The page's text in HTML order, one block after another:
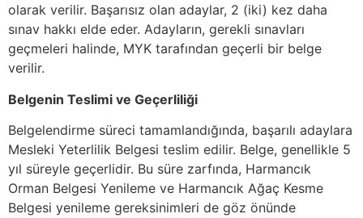
olarak verilir. Başarısız olan adaylar, 2 (iki) kez daha
sınav hakkı elde eder. Adayların, gerekli sınavları
geçmeleri halinde, MYK tarafından geçerli bir belge
verilir.
Belgenin Teslimi ve Geçerliliği
Belgelendirme süreci tamamlandığında, başarılı adaylara
Mesleki Yeterlilik Belgesi teslim edilir. Belge, genellikle 5
yıl süreyle geçerlidir. Bu süre zarfında, Harmancık
Orman Belgesi Yenileme ve Harmancık Ağaç Kesme
Belgesi yenileme gereksinimleri de göz önünde